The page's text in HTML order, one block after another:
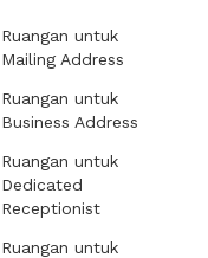
Ruangan untuk
Mailing Address
Ruangan untuk
Business Address
Ruangan untuk
Dedicated
Receptionist
Ruangan untuk